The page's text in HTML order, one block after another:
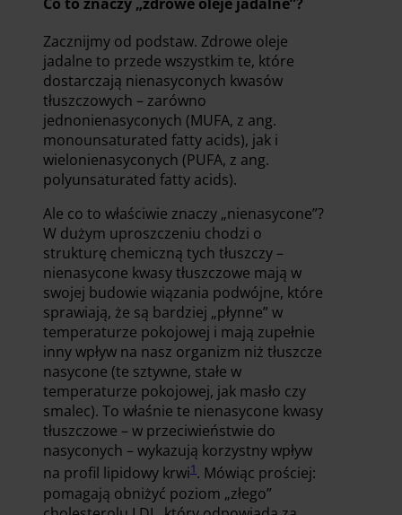
Zacznijmy od podstaw. Zdrowe oleje
jadalne to przede wszystkim te, które
dostarczają nienasyconych kwasów
tłuszczowych – zarówno
jednonienasyconych (MUFA, z ang.
monounsaturated fatty acids), jak i
wielonienasyconych (PUFA, z ang.
polyunsaturated fatty acids).
Ale co to właściwie znaczy „nienasycone”?
W dużym uproszczeniu chodzi o
strukturę chemiczną tych tłuszczy –
nienasycone kwasy tłuszczowe mają w
swojej budowie wiązania podwójne, które
sprawiają, że są bardziej „płynne” w
temperaturze pokojowej i mają zupełnie
inny wpływ na nasz organizm niż tłuszcze
nasycone (te sztywne, stałe w
temperaturze pokojowej, jak masło czy
smalec). To właśnie te nienasycone kwasy
tłuszczowe – w przeciwieństwie do
nasyconych – wykazują korzystny wpływ
na profil lipidowy krwi1. Mówiąc prościej:
pomagają obniżyć poziom „złego”